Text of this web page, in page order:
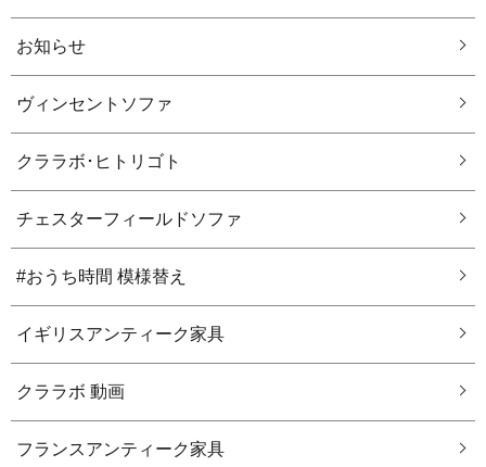
お知らせ
ヴィンセントソファ
クララボ･ヒトリゴト
チェスターフィールドソファ
#おうち時間 模様替え
イギリスアンティーク家具
クララボ 動画
フランスアンティーク家具